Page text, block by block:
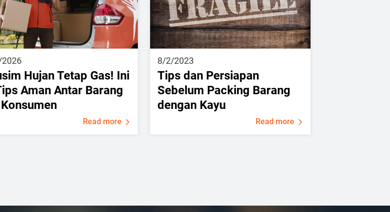
Hujan Tetap Gas! Ini
Aman Antar Barang
Read more
8/2/2023
Tips dan Persiapan
Sebelum Packing Barang
dengan Kayu
Read more